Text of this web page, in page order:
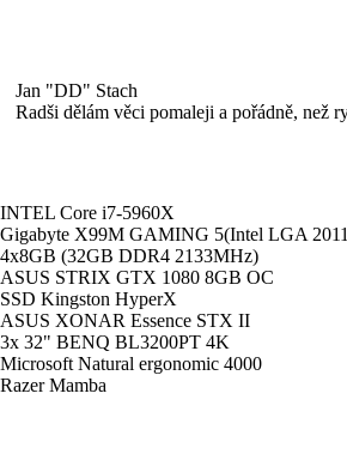
Jan "DD" Stach
Radši dělám věci pomaleji a pořádně, než
INTEL Core i7-5960X
Gigabyte X99M GAMING 5(Intel LGA
4x8GB (32GB DDR4 2133MHz)
ASUS STRIX GTX 1080 8GB OC
SSD Kingston HyperX
ASUS XONAR Essence STX II
3x 32" BENQ BL3200PT 4K
Microsoft Natural ergonomic 4000
Razer Mamba